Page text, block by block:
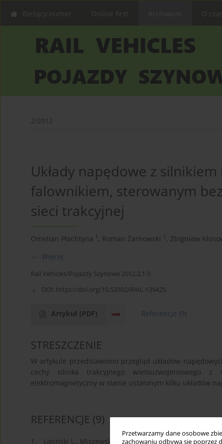
Przetwarzamy dane osobowe
zachowaniu odbywa się poprzez
Bieżący numer Online first O
2/2012
Układy napędowe z
falownikiem, sterowanym
sieci trakcyjnej
Omelian Płachtyna 1 , Roman Żarnowski 1 , Zbigniew
Więcej
Rail Vehicles/Pojazdy Szynowe 2012,2,1-5
DOI: https://doi.org/10.53502/RAIL-139425
Artykuł (PDF) Referencje (9)
STRESZCZENIE
W artykule przedstawiono przegląd układów
cechy silnika trakcyjnego wielouzwojeniowego z
elektromagnetyczny w stanie ustalonym kilku układów
REFERENCJE (9)
1.
Lipiński L., Miszewski M., Żarnowski R.,